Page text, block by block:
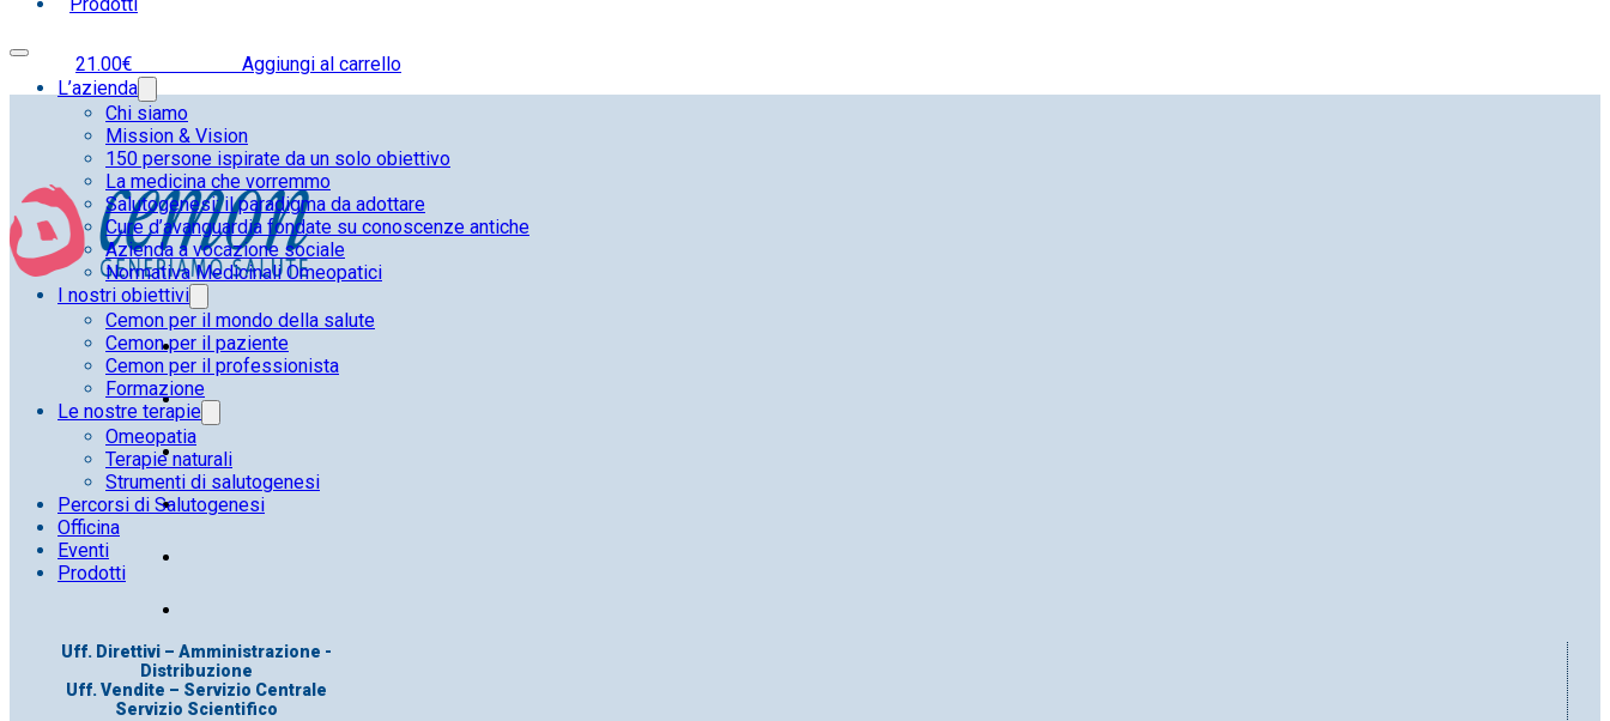
L’azienda
Chi siamo
Mission & Vision
150 persone ispirate da un solo obiettivo
La medicina che vorremmo
Salutogenesi: il paradigma da adottare
Cure d’avanguardia fondate su conoscenze antiche
Azienda a vocazione sociale
Normativa Medicinali Omeopatici
I nostri obiettivi
Cemon per il mondo della salute
Cemon per il paziente
Cemon per il professionista
Formazione
Le nostre terapie
Omeopatia
Terapie naturali
Strumenti di salutogenesi
Percorsi di Salutogenesi
Officina
Eventi
Prodotti
21.00€ Aggiungi al carrello
Uff. Direttivi – Amministrazione -
Distribuzione
Uff. Vendite – Servizio Centrale
Servizio Scientifico